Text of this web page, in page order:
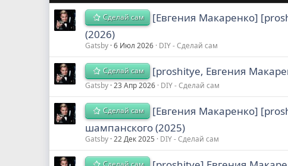
Сделай сам
[Евгения Макаренко]
(2026)
Gatsby 6 Июл 2026 DIY - Сделай сам
Сделай сам [proshitye, Евгения
Gatsby 23 Апр 2026 DIY - Сделай сам
Сделай сам
[Евгения Макаренко]
шампанского (2025)
Gatsby 22 Дек 2025 DIY - Сделай сам